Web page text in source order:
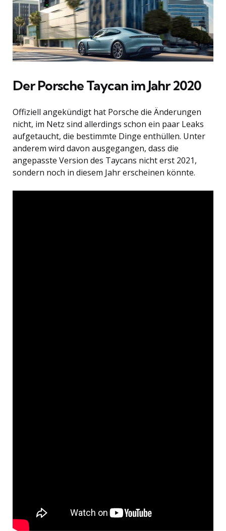
Der Porsche Taycan im Jahr 2020
Offiziell angekündigt hat Porsche die Änderungen
nicht, im Netz sind allerdings schon ein paar Leaks
aufgetaucht, die bestimmte Dinge enthüllen. Unter
anderem wird davon ausgegangen, dass die
angepasste Version des Taycans nicht erst 2021,
sondern noch in diesem Jahr erscheinen könnte.